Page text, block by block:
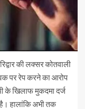
की लक्सर कोतवाली
पर रेप करने का आरोप
के खिलाफ मुकदमा दर्ज
हालांकि अभी तक